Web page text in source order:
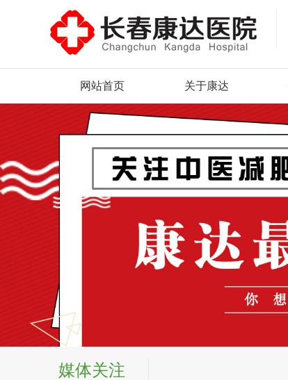
网站首页 关于康达
媒体关注